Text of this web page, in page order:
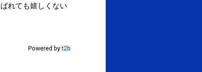
れても嬉しくない
Powered byt2b